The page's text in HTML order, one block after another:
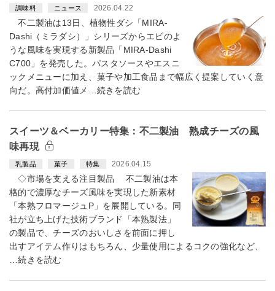
調味料 ニュース 2026.04.22
不二製油は13日、植物性ダシ「MIRA-
Dashi（ミラダシ）」シリーズからエビのよ
うな風味を実現する新製品「MIRA-Dashi
C700」を発売した。パスタソースやエスニ
ックメニューに加え、菓子や加工食品まで幅広く提案していく意
向だ。高付加価値メ…続きを読む
スイーツ＆ベーカリー特集：不二製油 熟成チーズの風
味再現
乳製品 菓子 特集 2026.04.15
◇市場を支える注目製品 不二製油は本
格的で濃厚なチーズ風味を実現した新素材
「本熟フロマージュP」を展開している。同
社が立ち上げた技術ブランド「本熟製法」
の製品で、チーズのおいしさを前面に押し
出すアイテム作りはもちろん、少量使用によるコクの強化など、
…続きを読む